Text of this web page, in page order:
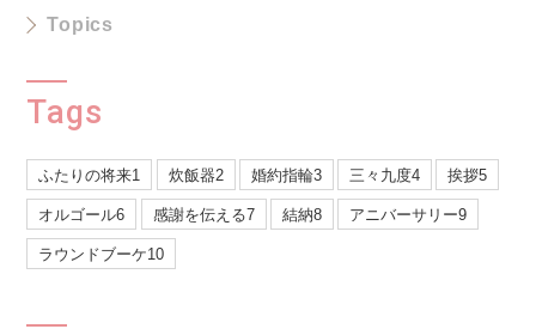
Topics
Tags
ふたりの将来1 炊飯器2 婚約指輪3 三々九度4 挨拶5
オルゴール6 感謝を伝える7 結納8 アニバーサリー9
ラウンドブーケ10